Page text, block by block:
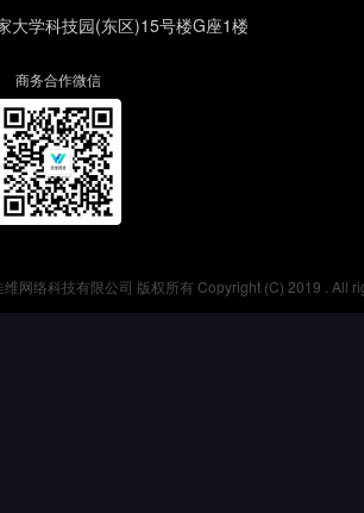
大学科技园(东区)15号楼G座1楼
商务合作微信
维网络科技有限公司 版权所有 Copyright (C) 2019 . All